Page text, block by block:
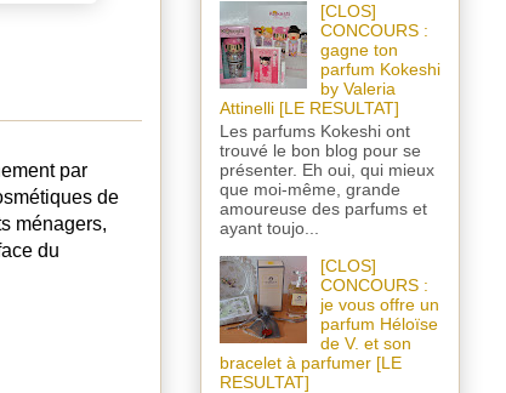
par
de
ménagers,
du
[CLOS]
CONCOURS :
gagne ton
parfum Kokeshi
by Valeria
Attinelli [LE RESULTAT]
Les parfums Kokeshi ont
trouvé le bon blog pour se
présenter. Eh oui, qui mieux
que moi-même, grande
amoureuse des parfums et
ayant toujo...
[CLOS]
CONCOURS :
je vous offre un
parfum Héloïse
de V. et son
bracelet à parfumer [LE
RESULTAT]